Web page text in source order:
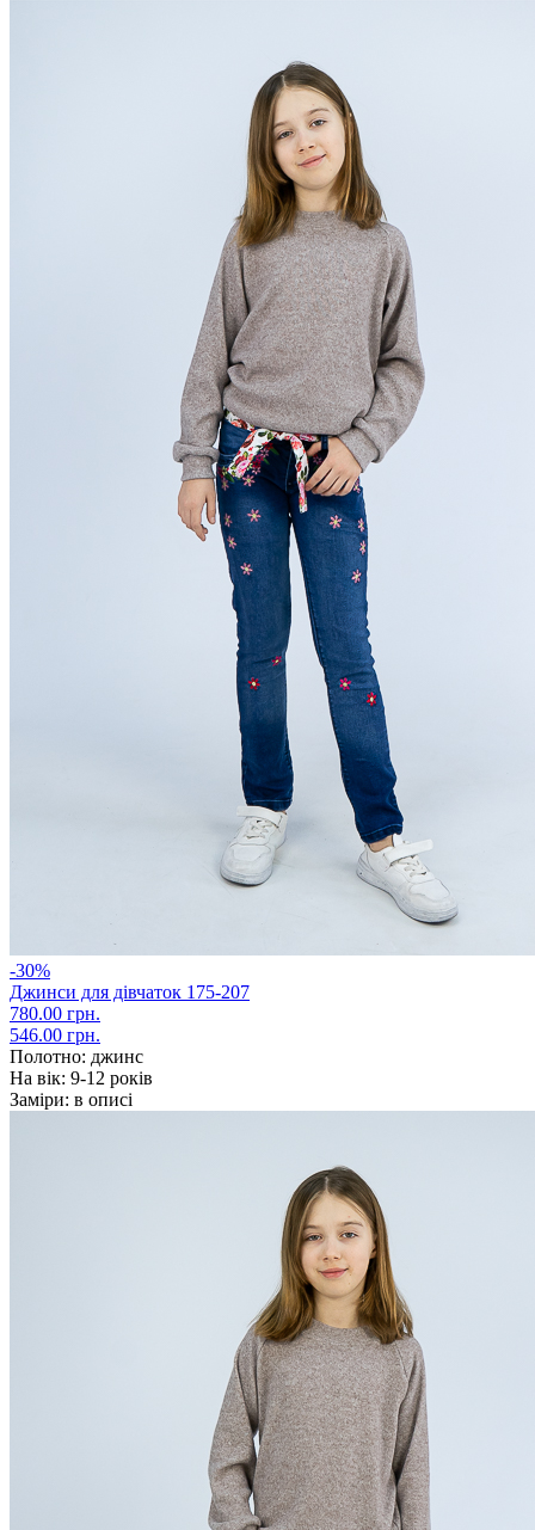
-30%
Джинси для дівчаток 175-207
780.00 грн.
546.00 грн.
Полотно: джинс
На вік: 9-12 років
Заміри: в описі